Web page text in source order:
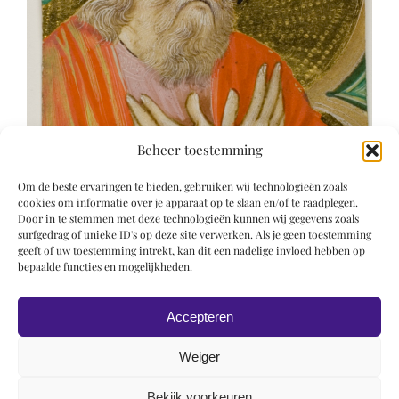
Beheer toestemming
Om de beste ervaringen te bieden, gebruiken wij technologieën zoals
cookies om informatie over je apparaat op te slaan en/of te raadplegen.
Door in te stemmen met deze technologieën kunnen wij gegevens zoals
surfgedrag of unieke ID's op deze site verwerken. Als je geen toestemming
geeft of uw toestemming intrekt, kan dit een nadelige invloed hebben op
bepaalde functies en mogelijkheden.
Accepteren
Weiger